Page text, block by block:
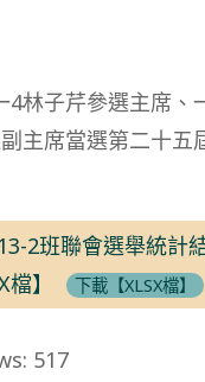
4林子芹參選主席、
主席當選第二十五
2班聯會選舉統計
】
下載【XLSX檔】
517